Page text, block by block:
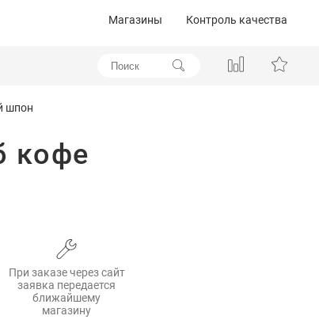
Магазины Контроль качества
шпон
кофе
При заказе через сайт
заявка передается
ближайшему
магазину